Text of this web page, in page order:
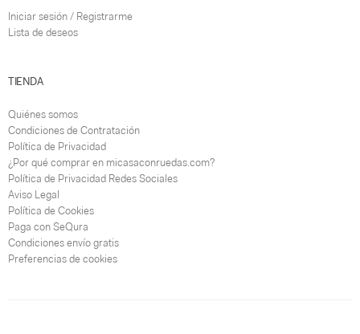
Iniciar sesión / Registrarme
Lista de deseos
TIENDA
Quiénes somos
Condiciones de Contratación
Política de Privacidad
¿Por qué comprar en micasaconruedas.com?
Política de Privacidad Redes Sociales
Aviso Legal
Política de Cookies
Paga con SeQura
Condiciones envío gratis
Preferencias de cookies